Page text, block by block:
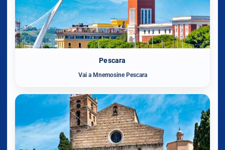
Pescara
Vai a Mnemosine Pescara